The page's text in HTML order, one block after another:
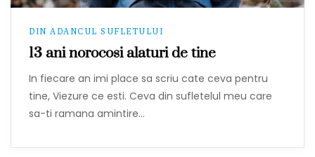
DIN ADANCUL SUFLETULUI
13 ani norocosi alaturi de tine
In fiecare an imi place sa scriu cate ceva pentru
tine, Viezure ce esti. Ceva din sufletelul meu care
sa-ti ramana amintire…